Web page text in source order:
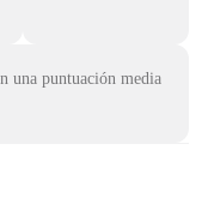
una puntuación media